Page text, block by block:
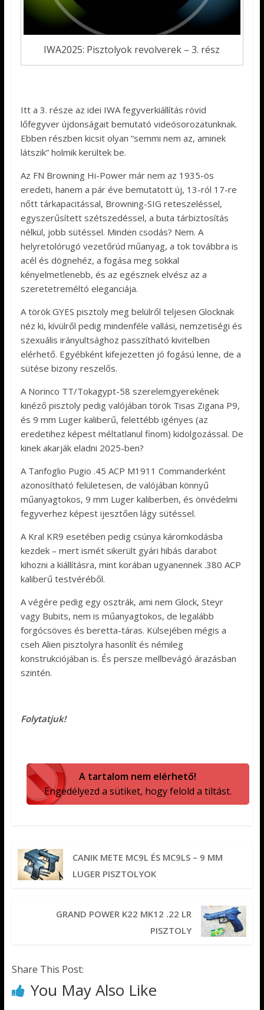
IWA2025: Pisztolyok revolverek – 3. rész
Itt a 3. része az idei IWA fegyverkiállítás rövid
lőfegyver újdonságait bemutató videósorozatunknak.
Ebben részben kicsit olyan “semmi nem az, aminek
látszik” holmik kerültek be.
Az FN Browning Hi-Power már nem az 1935-ös
eredeti, hanem a pár éve bemutatott új, 13-ról 17-re
nőtt tárkapacitással, Browning-SIG reteszeléssel,
egyszerűsített szétszedéssel, a buta tárbiztosítás
nélkül, jobb sütéssel. Minden csodás? Nem. A
helyretolórugó vezetőrúd műanyag, a tok továbbra is
acél és dögnehéz, a fogása meg sokkal
kényelmetlenebb, és az egésznek elvész az a
szeretetreméltó eleganciája.
A török GYES pisztoly meg belülről teljesen Glocknak
néz ki, kívülről pedig mindenféle vallási, nemzetiségi és
szexuális irányultsághoz passzítható kivitelben
elérhető. Egyébként kifejezetten jó fogású lenne, de a
sütése bizony reszelős.
A Norinco TT/Tokagypt-58 szerelemgyerekének
kinéző pisztoly pedig valójában török Tisas Zigana P9,
és 9 mm Luger kaliberű, felettébb igényes (az
eredetihez képest méltatlanul finom) kidolgozással. De
kinek akarják eladni 2025-ben?
A Tanfoglio Pugio .45 ACP M1911 Commanderként
azonosítható felületesen, de valójában könnyű
műanyagtokos, 9 mm Luger kaliberben, és önvédelmi
fegyverhez képest ijesztően lágy sütéssel.
A Kral KR9 esetében pedig csúnya káromkodásba
kezdek – mert ismét sikerült gyári hibás darabot
kihozni a kiállításra, mint korában ugyanennek .380 ACP
kaliberű testvéréből.
A végére pedig egy osztrák, ami nem Glock, Steyr
vagy Bubits, nem is műanyagtokos, de legalább
forgócsöves és beretta-táras. Külsejében mégis a
cseh Alien pisztolyra hasonlít és némileg
konstrukciójában is. És persze mellbevágó árazásban
szintén.
Folytatjuk!
A tartalom nem elérhető!
Engedélyezd a sütiket, hogy felold a tiltást.
CANIK METE MC9L ÉS MC9LS – 9 MM
LUGER PISZTOLYOK
GRAND POWER K22 MK12 .22 LR
PISZTOLY
Share This Post:
You May Also Like